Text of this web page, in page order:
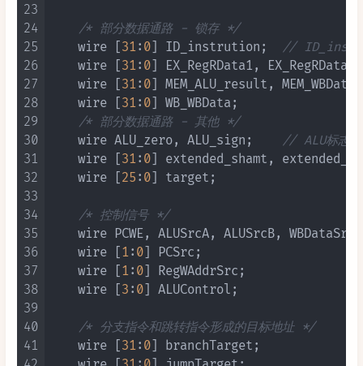
23
24
25
26
27
28
29
30
31
32
33
34
35
36
37
38
39
40
41
/* 部分数据通路 - 锁存 */
    wire [
31: 0 ] ID_instrution;
//
    wire [
31: 0 ] EX_RegRData1, EX_RegRData2;
    wire [
31: 0 ] MEM_ALU_result, MEM_WBData;
    wire [
31: 0 ] WB_WBData;
/* 部分数据通路 - 其他 */
    wire ALU_zero, ALU_sign;
// ALU标志位
    wire [
31: 0 ] extended_shamt,
    wire [
25 : 0 ] target;
/* 控制信号 */
wire PCWE, ALUSrcA, ALUSrcB,
    wire [
1: 0 ] PCSrc;
    wire [
1: 0 ] RegWAddrSrc;
    wire [
3 : 0 ] ALUControl;
/* 分支指令和跳转指令形成的目标地址 */
    wire [
31: 0 ] branchTarget;